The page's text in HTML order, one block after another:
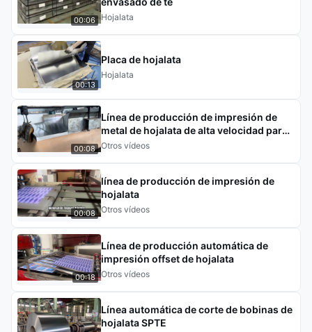
00:06 Hojalata
00:13
Placa de hojalata
Hojalata
00:08
Línea de producción de impresión de
metal de hojalata de alta velocidad para
la industria de fabricación de latas.
Otros vídeos
00:08
línea de producción de impresión de
hojalata
Otros vídeos
00:18
Línea de producción automática de
impresión offset de hojalata
Otros vídeos
Línea automática de corte de bobinas de
hojalata SPTE